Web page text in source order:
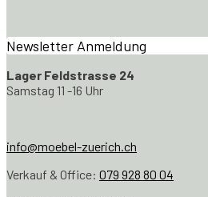
Newsletter Anmeldung
Lager Feldstrasse 24
Samstag 11 -16 Uhr
info@moebel-zuerich.ch
Verkauf & Office: 079 928 80 04